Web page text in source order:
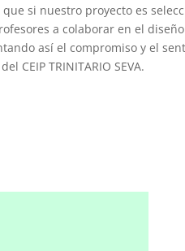
si nuestro proyecto es
a colaborar en el
así el compromiso y el
CEIP TRINITARIO SEVA.